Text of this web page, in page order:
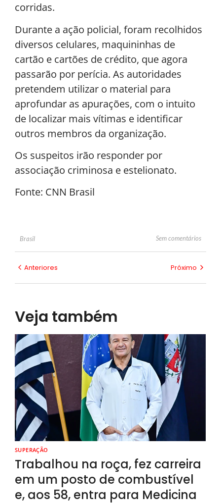
corridas.
Durante a ação policial, foram recolhidos
diversos celulares, maquininhas de
cartão e cartões de crédito, que agora
passarão por perícia. As autoridades
pretendem utilizar o material para
aprofundar as apurações, com o intuito
de localizar mais vítimas e identificar
outros membros da organização.
Os suspeitos irão responder por
associação criminosa e estelionato.
Fonte: CNN Brasil
Brasil Sem comentários
Anteriores Próximo
Veja também
SUPERAÇÃO
Trabalhou na roça, fez carreira
em um posto de combustível
e, aos 58, entra para Medicina